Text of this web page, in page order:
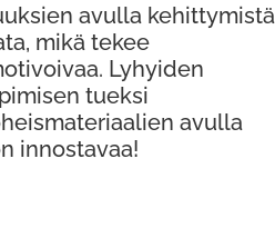
avulla kehittymistä
mikä tekee
Lyhyiden
tueksi
avulla
innostavaa!